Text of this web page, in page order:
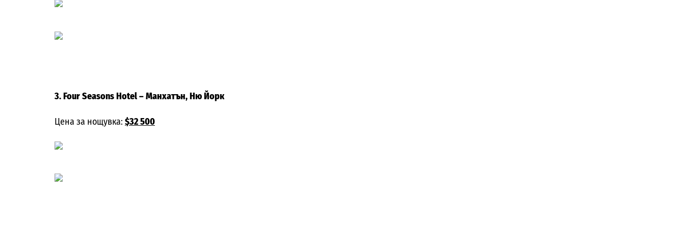
3. Four Seasons Hotel– Манхатън, Ню Йорк
Цена за нощувка: $32 500